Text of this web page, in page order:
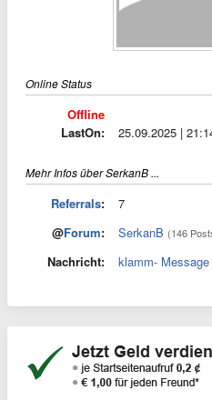
Online Status
Offline
LastOn:
25.09.2025 |
Mehr Infos über SerkanB ...
Referrals:
7
@Forum: SerkanB (146
Nachricht: klamm- Message